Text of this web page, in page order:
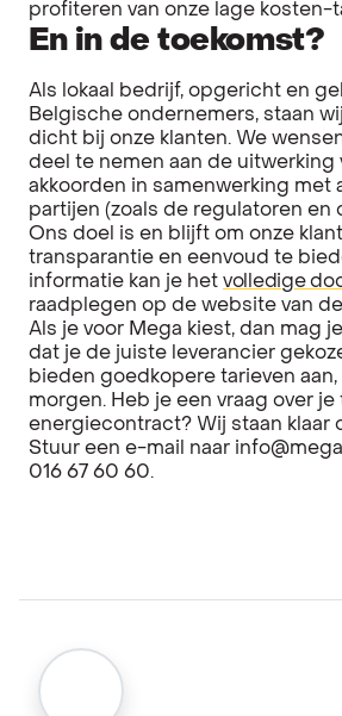
profiteren van onze lage kosten-
En in de toekomst?
Als lokaal bedrijf, opgericht en
Belgische ondernemers, staan
dicht bij onze klanten. We
deel te nemen aan de uitwerking
akkoorden in samenwerking met
partijen (zoals de regulatoren en
Ons doel is en blijft om onze
transparantie en eenvoud te
informatie kan je het volledige
raadplegen op de website van
Als je voor Mega kiest, dan mag
dat je de juiste leverancier
bieden goedkopere tarieven aan,
morgen. Heb je een vraag over je
energiecontract? Wij staan klaar
Stuur een e-mail naar
016 67 60 60.